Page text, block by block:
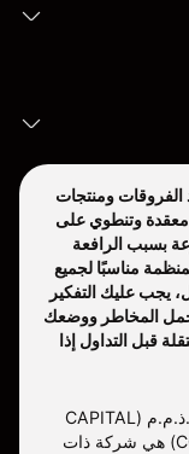
الفروقات ومنتجات
معقدة وتنطوي على
بسبب الرافعة
مناسبًا لجميع
يجب عليك التفكير
المخاطر ووضعك
قبل التداول إذا
شركة كابيتال كوم مينا سيكيوريتيز تريدينج ش.ذ.م.م (CAPITAL
COM MENA SECURITIES TRADING L.L.C) هي شركة ذات